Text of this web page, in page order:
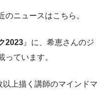
のニュースはこちら。
2023 』に、希恵さんのジ
っています。
上描く講師のマインドマ